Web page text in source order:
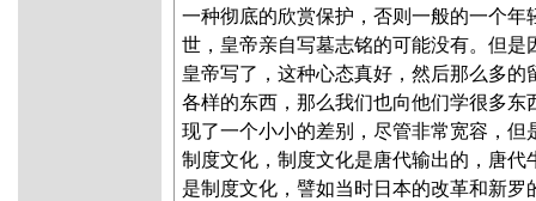
一种彻底的欣赏保护，否则一般的一个年
世，皇帝亲自写墓志铭的可能没有。但是
皇帝写了，这种心态真好，然后那么多的
各样的东西，那么我们也向他们学很多东
现了一个小小的差别，尽管非常宽容，但
制度文化，制度文化是唐代输出的，唐代
是制度文化，譬如当时日本的改革和新罗